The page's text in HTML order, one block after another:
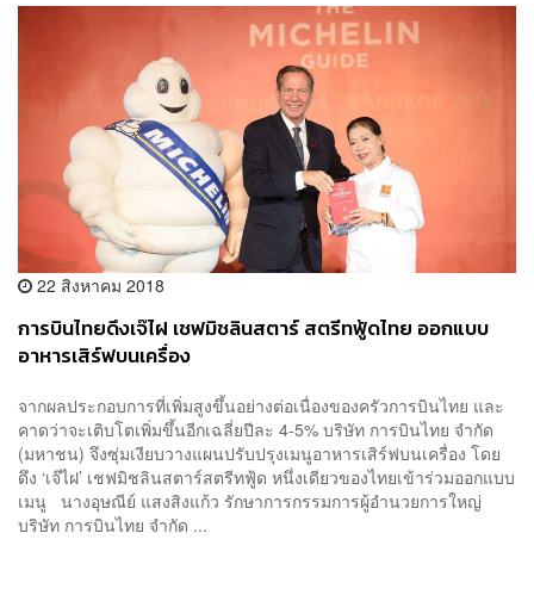
22 สิงหาคม 2018
การบินไทยดึงเจ๊ไฝ เชฟมิชลินสตาร์ สตรีทฟู้ดไทย ออกแบบ
อาหารเสิร์ฟบนเครื่อง
จากผลประกอบการที่เพิ่มสูงขึ้นอย่างต่อเนื่องของครัวการบินไทย และ
คาดว่าจะเติบโตเพิ่มขึ้นอีกเฉลี่ยปีละ 4-5% บริษัท การบินไทย จำกัด
(มหาชน) จึงซุ่มเงียบวางแผนปรับปรุงเมนูอาหารเสิร์ฟบนเครื่อง โดย
ดึง ‘เจ๊ไฝ’ เชฟมิชลินสตาร์สตรีทฟู้ด หนึ่งเดียวของไทยเข้าร่วมออกแบบ
เมนู นางอุษณีย์ แสงสิงแก้ว รักษาการกรรมการผู้อำนวยการใหญ่
บริษัท การบินไทย จำกัด ...